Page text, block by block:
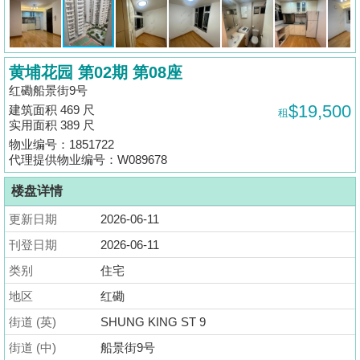
揭
地
产
博
客
地
产
新
闻
数
据
公
布
置
黄埔花园 第02期 第08座
红磡船景街9号
建筑面积 469 尺
实用面积 389 尺
租$19,500
物业编号：1851722
代理提供物业编号：W089678
楼盘详情
更新日期
2026-06-11
刊登日期
2026-06-11
类别
住宅
地区
红磡
街道 (英)
SHUNG KING ST 9
街道 (中)
船景街9号